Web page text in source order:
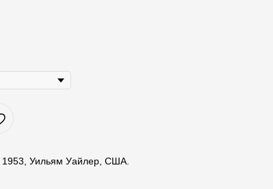
1953, Уильям Уайлер, США.